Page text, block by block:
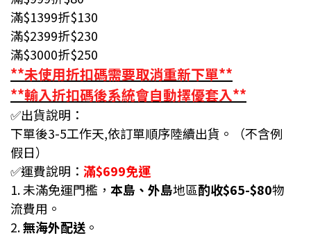
滿$1399折$130
滿$2399折$230
滿$3000折$250
**未使用折扣碼需要取消重新下單**
**輸入折扣碼後系統會自動擇優套入**
✅出貨說明：
下單後3-5工作天,依訂單順序陸續出貨。（不含例
假日）
✅運費說明： 滿$699免運
1. 未滿免運門檻， 本島、外島地區酌收$65-$80物
流費用。
2.無海外配送 。